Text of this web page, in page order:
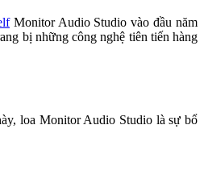
Monitor Audio Studio vào đầu năm
bị những công nghệ tiên tiến hàng
loa Monitor Audio Studio là sự bổ